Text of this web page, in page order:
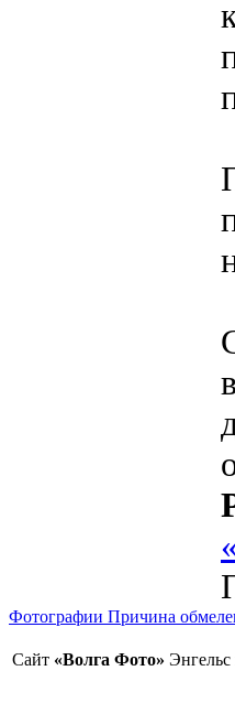
Фотографии Причина
Сайт «Волга Фото» Энгельс